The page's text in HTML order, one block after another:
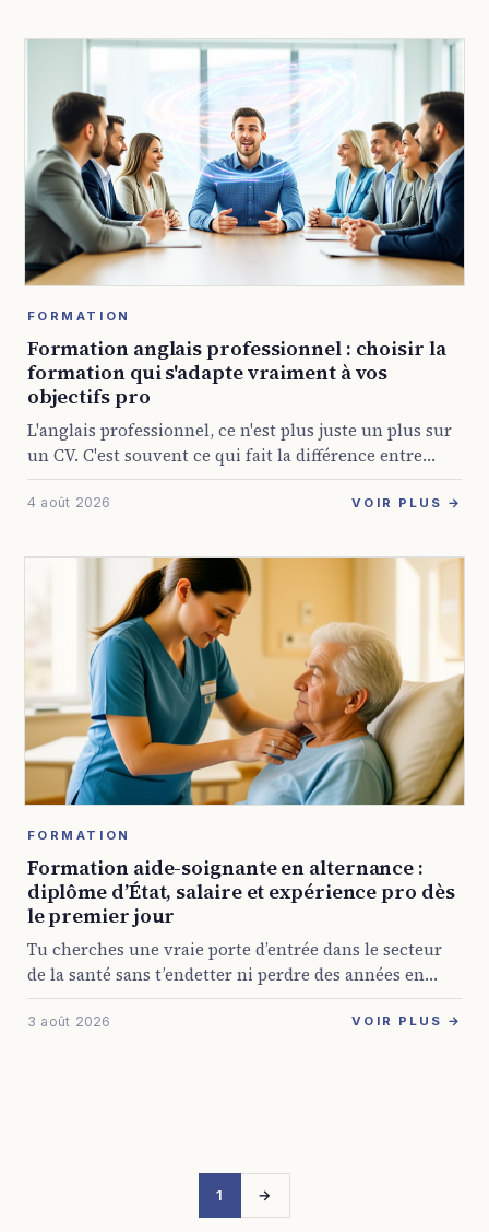
FORMATION
Formation anglais professionnel : choisir la
formation qui s'adapte vraiment à vos
objectifs pro
L'anglais professionnel, ce n'est plus juste un plus sur
un CV. C'est souvent ce qui fait la différence entre
rester bloqué dans son poste et décrocher une mission
internationale, animer ...
4 août 2026 VOIR PLUS →
FORMATION
Formation aide-soignante en alternance :
diplôme d’État, salaire et expérience pro dès
le premier jour
Tu cherches une vraie porte d’entrée dans le secteur
de la santé sans t’endetter ni perdre des années en
cours théoriques ? La formation aide-soignante en
alternance répond à ça ...
3 août 2026 VOIR PLUS →
1 →